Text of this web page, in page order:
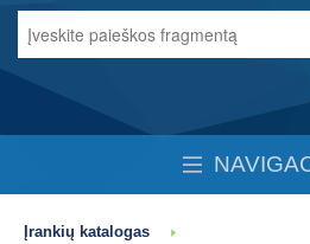
Įrankių katalogas